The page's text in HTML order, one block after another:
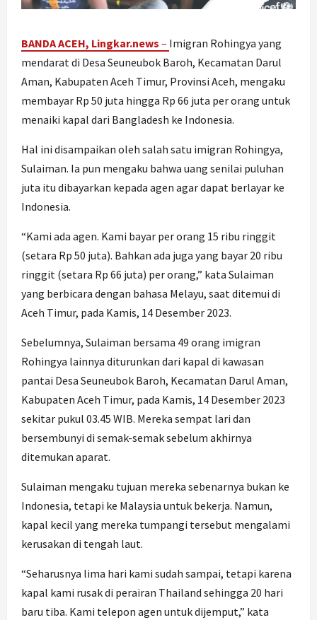
BANDA ACEH, Lingkar.news – Imigran Rohingya yang
mendarat di Desa Seuneubok Baroh, Kecamatan Darul
Aman, Kabupaten Aceh Timur, Provinsi Aceh, mengaku
membayar Rp 50 juta hingga Rp 66 juta per orang untuk
menaiki kapal dari Bangladesh ke Indonesia.
Hal ini disampaikan oleh salah satu imigran Rohingya,
Sulaiman. Ia pun mengaku bahwa uang senilai puluhan
juta itu dibayarkan kepada agen agar dapat berlayar ke
Indonesia.
“Kami ada agen. Kami bayar per orang 15 ribu ringgit
(setara Rp 50 juta). Bahkan ada juga yang bayar 20 ribu
ringgit (setara Rp 66 juta) per orang,” kata Sulaiman
yang berbicara dengan bahasa Melayu, saat ditemui di
Aceh Timur, pada Kamis, 14 Desember 2023.
Sebelumnya, Sulaiman bersama 49 orang imigran
Rohingya lainnya diturunkan dari kapal di kawasan
pantai Desa Seuneubok Baroh, Kecamatan Darul Aman,
Kabupaten Aceh Timur, pada Kamis, 14 Desember 2023
sekitar pukul 03.45 WIB. Mereka sempat lari dan
bersembunyi di semak-semak sebelum akhirnya
ditemukan aparat.
Sulaiman mengaku tujuan mereka sebenarnya bukan ke
Indonesia, tetapi ke Malaysia untuk bekerja. Namun,
kapal kecil yang mereka tumpangi tersebut mengalami
kerusakan di tengah laut.
“Seharusnya lima hari kami sudah sampai, tetapi karena
kapal kami rusak di perairan Thailand sehingga 20 hari
baru tiba. Kami telepon agen untuk dijemput,” kata